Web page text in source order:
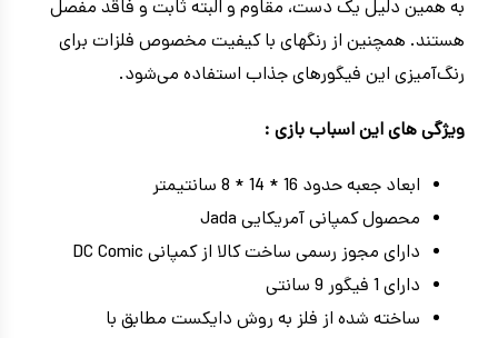
به همین دلیل یک دست، مقاوم و البته ثابت و فاقد مفصل
هستند. همچنین از رنگهای با کیفیت مخصوص فلزات برای
رنگ‌آمیزی این فیگورهای جذاب استفاده می‌شود.
ویژگی های این اسباب بازی :
ابعاد جعبه حدود 16 * 14 * 8 سانتیمتر
محصول کمپانی آمریکایی Jada
دارای مجوز رسمی ساخت کالا از کمپانی DC Comic
دارای 1 فیگور 9 سانتی
ساخته شده از فلز به روش دایکست مطابق با